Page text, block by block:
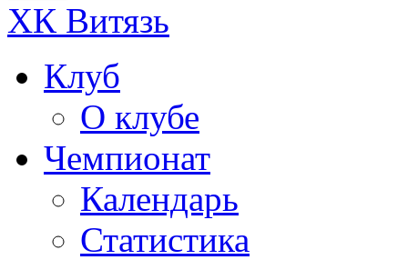
ХК Витязь
Клуб
О клубе
Чемпионат
Календарь
Статистика